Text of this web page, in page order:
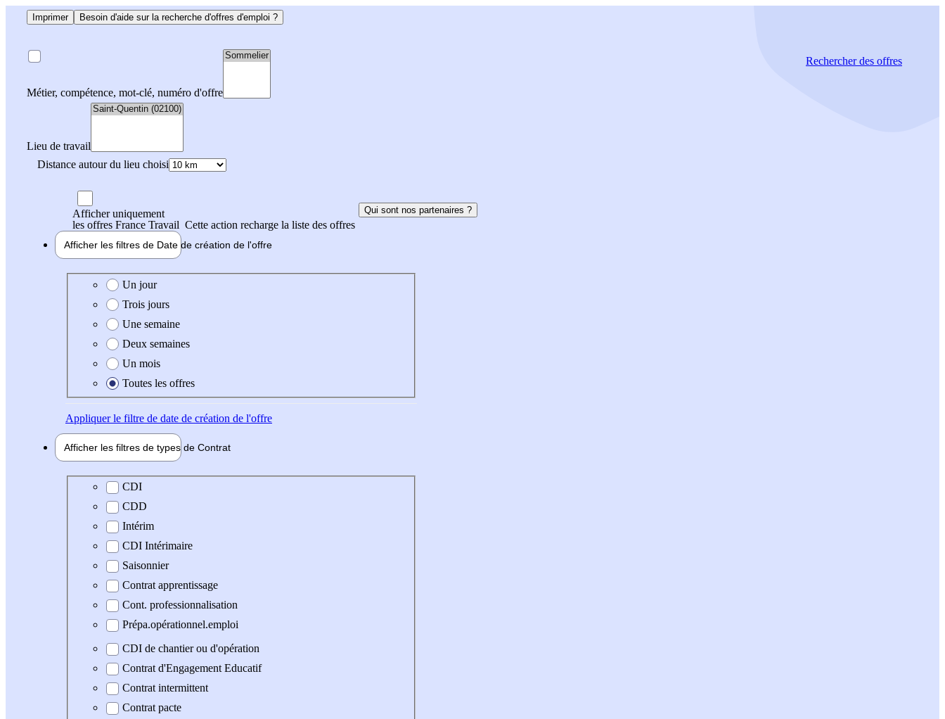
Imprimer Besoin d'aide sur la recherche d'offres d'emploi ?
Métier, compétence, mot-clé, numéro d'offre
Lieu de travail
Distance autour du lieu choisi
Rechercherdes offres
Afficher uniquement
les offres France Travail Cette action recharge la liste des offres
Qui sont nos partenaires ?
Afficher les filtres de Date de création de l'offre
Date de création de l'offre
Un jour
Trois jours
Une semaine
Deux semaines
Un mois
Toutes les offres
Appliquerle filtre de date de création de l'offre
Afficher les filtres de types de Contrat
Type de contrat
CDI
CDD
Intérim
CDI Intérimaire
Saisonnier
Contrat apprentissage
Cont. professionnalisation
Prépa.opérationnel.emploi
CDI de chantier ou d'opération
Contrat d'Engagement Educatif
Contrat intermittent
Contrat pacte